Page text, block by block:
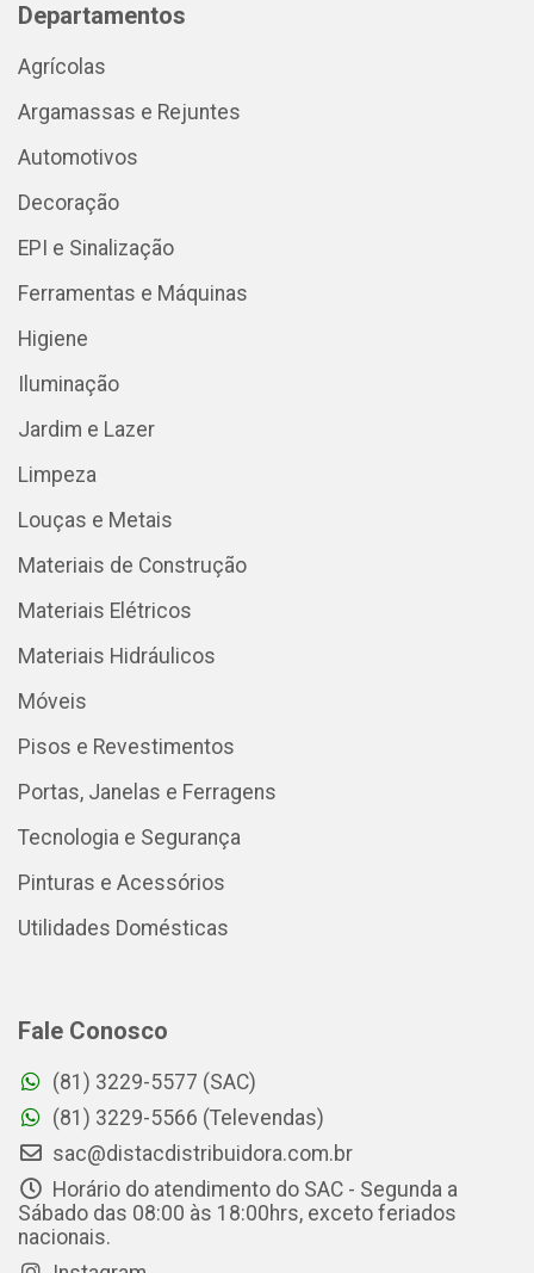
Departamentos
Agrícolas
Argamassas e Rejuntes
Automotivos
Decoração
EPI e Sinalização
Ferramentas e Máquinas
Higiene
Iluminação
Jardim e Lazer
Limpeza
Louças e Metais
Materiais de Construção
Materiais Elétricos
Materiais Hidráulicos
Móveis
Pisos e Revestimentos
Portas, Janelas e Ferragens
Tecnologia e Segurança
Pinturas e Acessórios
Utilidades Domésticas
Fale Conosco
(81) 3229-5577 (SAC)
(81) 3229-5566 (Televendas)
sac@distacdistribuidora.com.br
Horário do atendimento do SAC - Segunda a
Sábado das 08:00 às 18:00hrs, exceto feriados
nacionais.